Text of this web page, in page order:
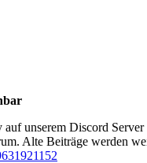
unserem Discord
Alte Beiträge werden